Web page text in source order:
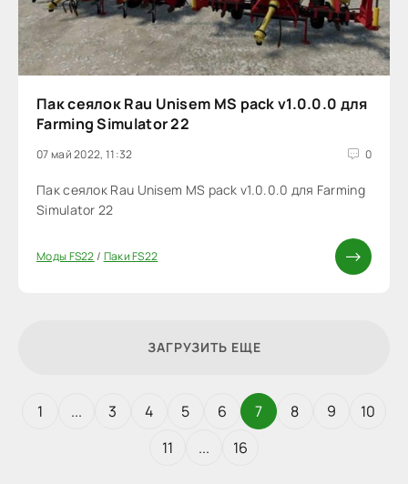
Пак сеялок Rau Unisem MS pack v1.0.0.0 для
Farming Simulator 22
07 май 2022, 11:32 0
Пак сеялок Rau Unisem MS pack v1.0.0.0 для Farming
Simulator 22
Моды FS22/ Паки FS22
ЗАГРУЗИТЬ ЕЩЕ
1 ... 3 4 5 6 7 8 9
10
11
... 16